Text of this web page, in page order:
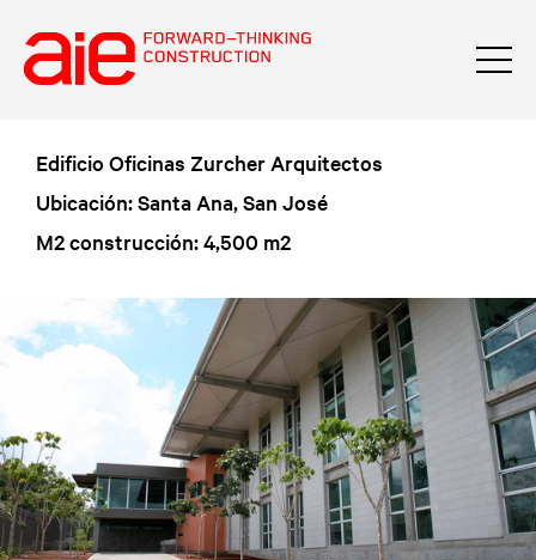
Edificio Oficinas Zurcher Arquitectos
Ubicación: Santa Ana, San José
M2 construcción: 4,500 m2